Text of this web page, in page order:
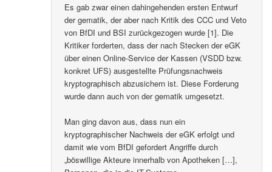
Es gab zwar einen dahingehenden ersten Entwurf
der gematik, der aber nach Kritik des CCC und Veto
von BfDI und BSI zurückgezogen wurde [1]. Die
Kritiker forderten, dass der nach Stecken der eGK
über einen Online-Service der Kassen (VSDD bzw.
konkret UFS) ausgestellte Prüfungsnachweis
kryptographisch abzusichern ist. Diese Forderung
wurde dann auch von der gematik umgesetzt.
Man ging davon aus, dass nun ein
kryptographischer Nachweis der eGK erfolgt und
damit wie vom BfDI gefordert Angriffe durch
„böswillige Akteure innerhalb von Apotheken […],